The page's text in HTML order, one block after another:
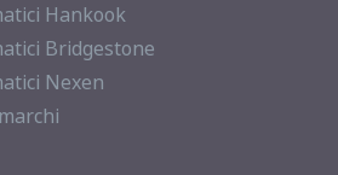
Hankook
Bridgestone
Nexen